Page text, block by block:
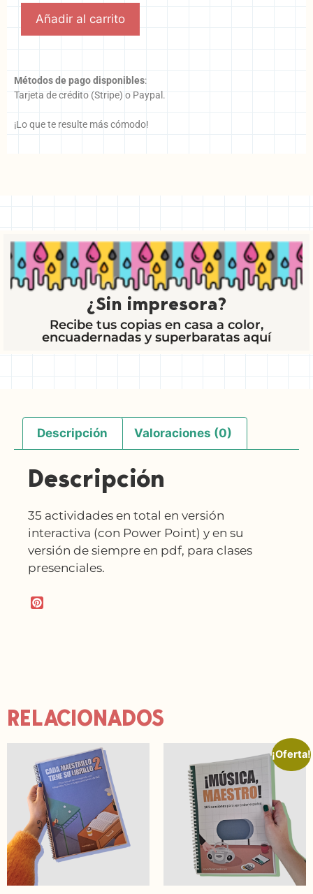
Añadir al carrito
Métodos de pago disponibles:
Tarjeta de crédito (Stripe) o Paypal.
¡Lo que te resulte más cómodo!
¿Sin impresora?
Recibe tus copias en casa a color,
encuadernadas y superbaratas aquí
Descripción Valoraciones (0)
Descripción
35 actividades en total en versión
interactiva (con Power Point) y en su
versión de siempre en pdf, para clases
presenciales.
RELACIONADOS
¡Oferta!